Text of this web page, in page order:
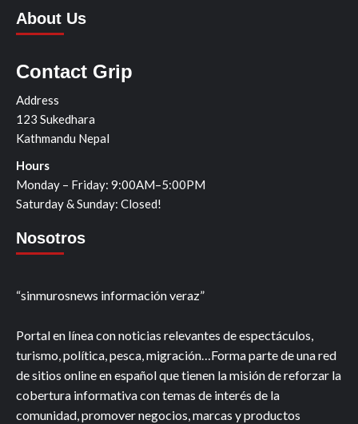
About Us
Contact Grip
Address
123 Sukedhara
Kathmandu Nepal
Hours
Monday – Friday: 9:00AM–5:00PM
Saturday & Sunday: Closed!
Nosotros
“sinmurosnews información veraz”
Portal en línea con noticias relevantes de espectáculos,
turismo, política, pesca, migración…Forma parte de una red
de sitios online en español que tienen la misión de reforzar la
cobertura informativa con temas de interés de la
comunidad, promover negocios, marcas y productos